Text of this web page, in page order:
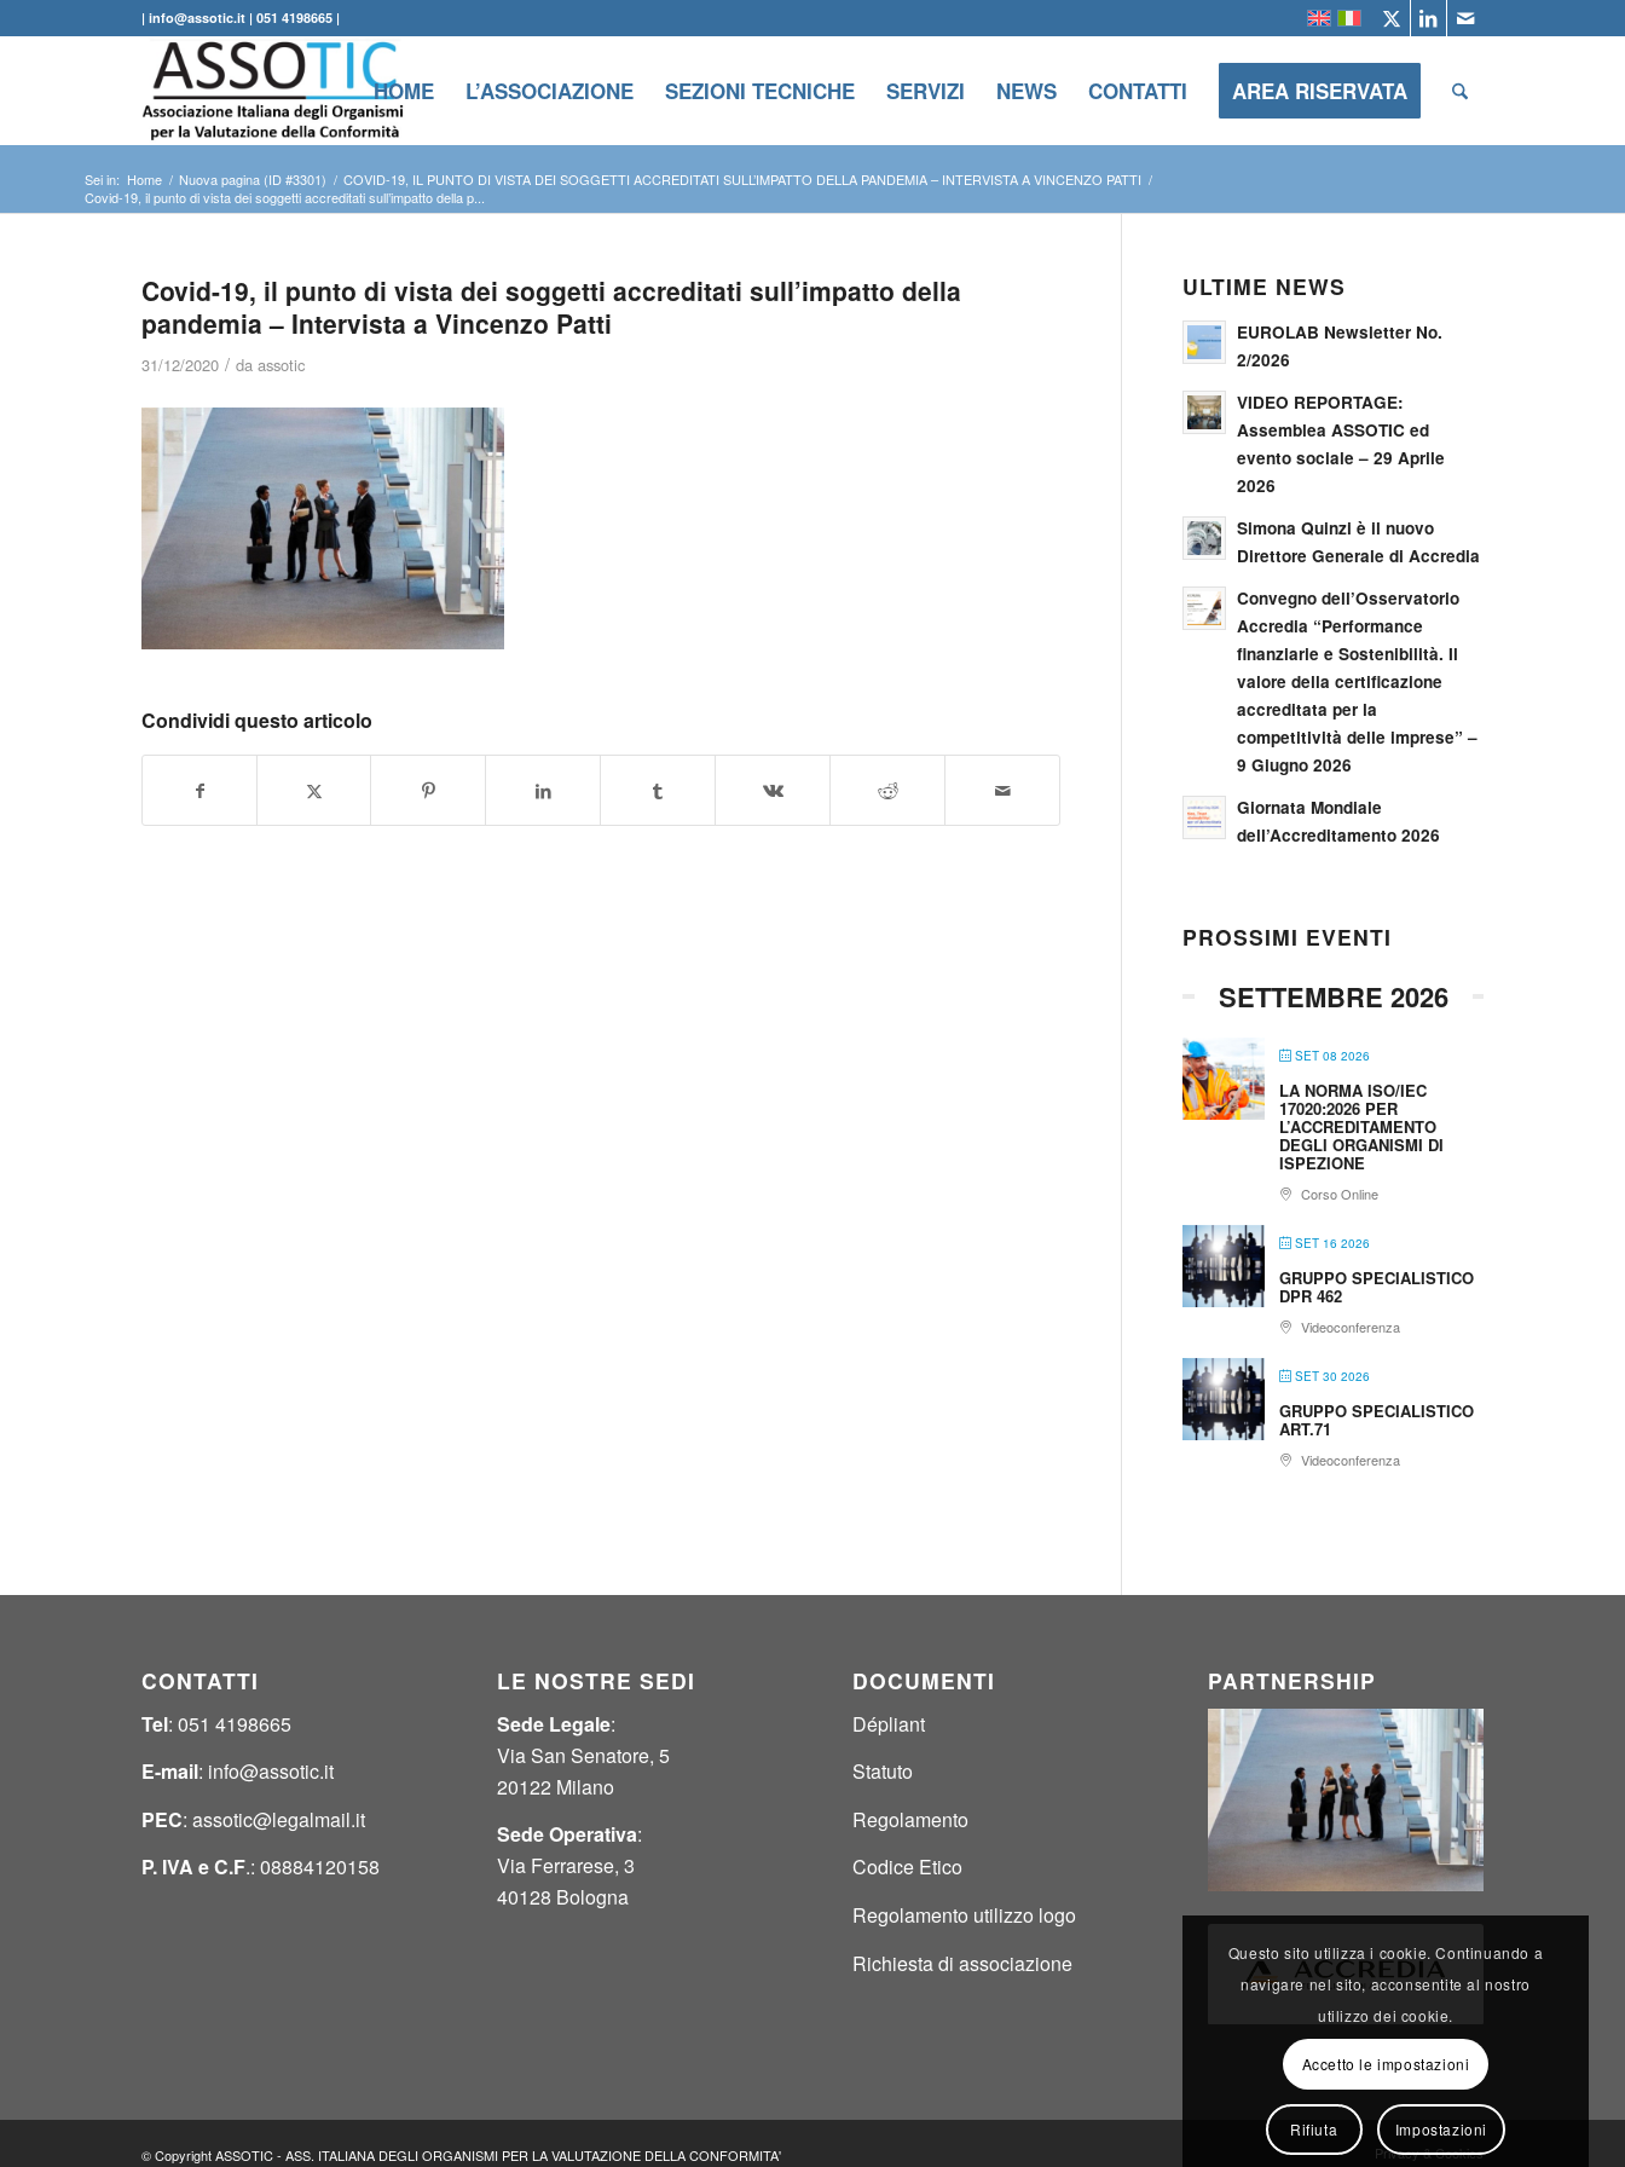
| info@assotic.it | 051 4198665 |
HOME L’ASSOCIAZIONE SEZIONI TECNICHE SERVIZI NEWS CONTATTI AREA RISERVATA
Sei in: Home / Nuova pagina (ID #3301) / COVID-19, IL PUNTO DI VISTA DEI SOGGETTI ACCREDITATI SULL’IMPATTO DELLA PANDEMIA – INTERVISTA A VINCENZO PATTI /
Covid-19, il punto di vista dei soggetti accreditati sull’impatto della p...
Covid-19, il punto di vista dei soggetti accreditati sull’impatto della
pandemia – Intervista a Vincenzo Patti
31/12/2020 / daassotic
Condividi questo articolo
ULTIME NEWS
EUROLAB Newsletter No.
2/2026
VIDEO REPORTAGE:
Assemblea ASSOTIC ed
evento sociale – 29 Aprile
2026
Simona Quinzi è il nuovo
Direttore Generale di Accredia
Convegno dell’Osservatorio
Accredia “Performance
finanziarie e Sostenibilità. Il
valore della certificazione
accreditata per la
competitività delle imprese” –
9 Giugno 2026
Giornata Mondiale
dell’Accreditamento 2026
PROSSIMI EVENTI
SETTEMBRE 2026
SET 08 2026
LA NORMA ISO/IEC
17020:2026 PER
L’ACCREDITAMENTO
DEGLI ORGANISMI DI
ISPEZIONE
Corso Online
SET 16 2026
GRUPPO SPECIALISTICO
DPR 462
Videoconferenza
SET 30 2026
GRUPPO SPECIALISTICO
ART.71
Videoconferenza
CONTATTI
Tel: 051 4198665
E-mail: info@assotic.it
PEC:assotic@legalmail.it
P. IVA eC.F.: 08884120158
LE NOSTRE SEDI
Sede Legale:
Via San Senatore, 5
20122 Milano
Sede Operativa:
Via Ferrarese, 3
40128 Bologna
DOCUMENTI
Dépliant
Statuto
Regolamento
Codice Etico
Regolamento utilizzo logo
Richiesta di associazione
PARTNERSHIP
© Copyright ASSOTIC - ASS. ITALIANA DEGLI ORGANISMI PER LA VALUTAZIONE DELLA CONFORMITA' Privacy & Cookies
Questo sito utilizza i cookie. Continuando a
navigare nel sito, acconsentite al nostro
utilizzo dei cookie.
Accetto le impostazioni
Rifiuta Impostazioni